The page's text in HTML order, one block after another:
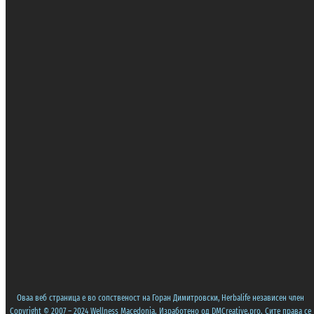
Оваа веб страница е во сопственост на Горан Димитровски, Herbalife независен член
Copyright © 2007 – 2024 Wellness Macedonia. Изработено од DMCreative.pro. Сите права се